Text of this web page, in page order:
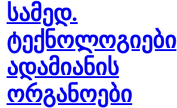
სამედ.
ტექნოლოგიები
ადამიანის
ორგანოები